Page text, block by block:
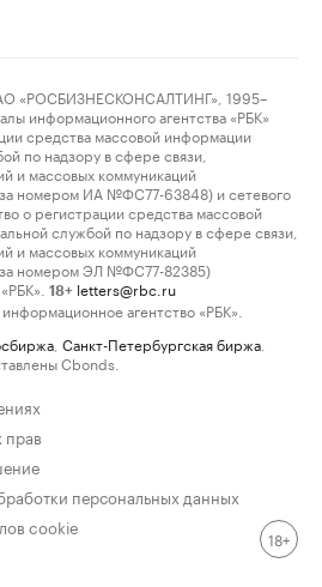
«РОСБИЗНЕСКОНСАЛТИНГ», 1995–
информационного агентства «РБК»
средства массовой информации
по надзору в сфере связи,
и массовых коммуникаций
номером ИА №ФС77-63848) и сетевого
о регистрации средства массовой
службой по надзору в сфере связи,
и массовых коммуникаций
номером ЭЛ №ФС77-82385)
18+ letters@rbc.ru
агентство «РБК».
Санкт-Петербургская биржа
Cbonds.
персональных данных
cookie
18+